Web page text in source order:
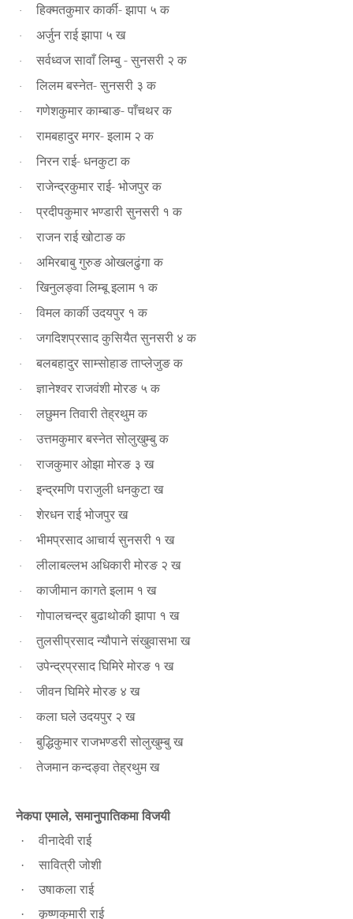
· हिक्मतकुमार कार्की- झापा ५ क
· अर्जुन राई झापा ५ ख
· सर्वध्वज सावाँ लिम्बु - सुनसरी २ क
· लिलम बस्नेत- सुनसरी ३ क
· गणेशकुमार काम्बाङ- पाँचथर क
· रामबहादुर मगर- इलाम २ क
· निरन राई- धनकुटा क
· राजेन्द्रकुमार राई- भोजपुर क
· प्रदीपकुमार भण्डारी सुनसरी १ क
· राजन राई खोटाङ क
· अमिरबाबु गुरुङ ओखलढुंगा क
· खिनुलङ्वा लिम्बू इलाम १ क
· विमल कार्की उदयपुर १ क
· जगदिशप्रसाद कुसियैत सुनसरी ४ क
· बलबहादुर साम्सोहाङ ताप्लेजुङ क
· ज्ञानेश्वर राजवंशी मोरङ ५ क
· लछुमन तिवारी तेह्रथुम क
· उत्तमकुमार बस्नेत सोलुखुम्बु क
· राजकुमार ओझा मोरङ ३ ख
· इन्द्रमणि पराजुली धनकुटा ख
· शेरधन राई भोजपुर ख
· भीमप्रसाद आचार्य सुनसरी १ ख
· लीलाबल्लभ अधिकारी मोरङ २ ख
· काजीमान कागते इलाम १ ख
· गोपालचन्द्र बुढाथोकी झापा १ ख
· तुलसीप्रसाद न्यौपाने संखुवासभा ख
· उपेन्द्रप्रसाद घिमिरे मोरङ १ ख
· जीवन घिमिरे मोरङ ४ ख
· कला घले उदयपुर २ ख
· बुद्धिकुमार राजभण्डरी सोलुखुम्बु ख
· तेजमान कन्दङ्वा तेह्रथुम ख
नेकपा एमाले,समानुपातिकमा विजयी
· वीनादेवी राई
· सावित्री जोशी
· उषाकला राई
· कृष्णकुमारी राई